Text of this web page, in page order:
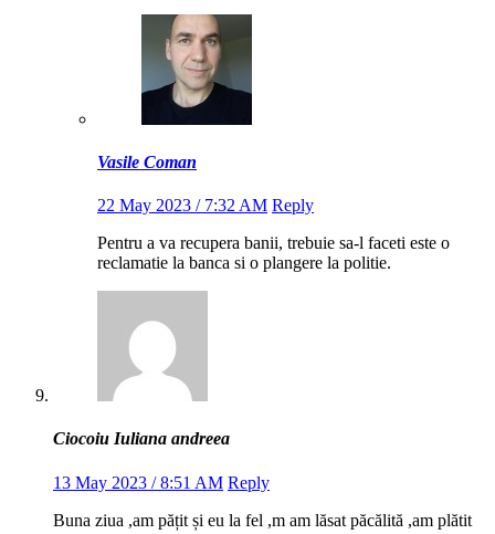
Vasile Coman
22 May 2023 / 7:32 AM Reply
Pentru a va recupera banii, trebuie sa-l faceti este o
reclamatie la banca si o plangere la politie.
Ciocoiu Iuliana andreea
13 May 2023 / 8:51 AM Reply
Buna ziua ,am pățit și eu la fel ,m am lăsat păcălită ,am plătit